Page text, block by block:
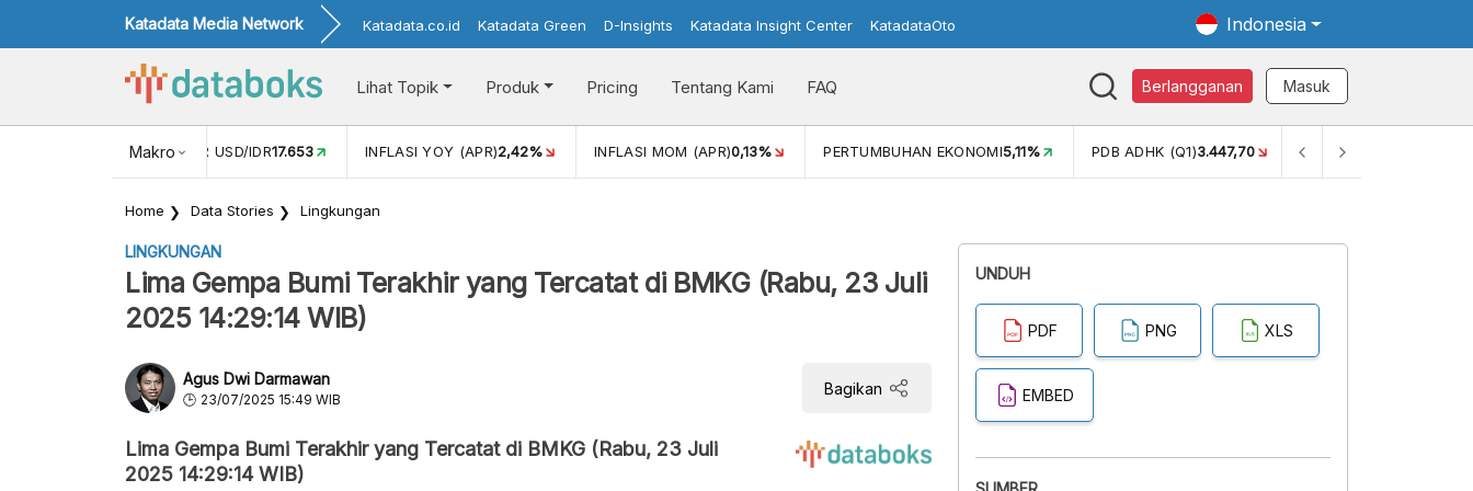
Katadata Media Network Katadata.co.id Katadata Green D-Insights Katadata Insight Center KatadataOto Indonesia
Lihat Topik Produk Pricing Tentang Kami FAQ Berlangganan Masuk
Makro
NILAI TUKAR USD/IDR17.653 INFLASI YOY (APR)2,42% INFLASI MOM (APR)0,13% PERTUMBUHAN EKONOMI5,11% PDB ADHK (Q1)3.447,70 GINI RASIO (SEM2)
Home Data Stories Lingkungan
LINGKUNGAN
Lima Gempa Bumi Terakhir yang Tercatat di BMKG (Rabu, 23 Juli
2025 14:29:14 WIB)
Agus Dwi Darmawan
23/07/2025 15:49 WIB
Bagikan
Lima Gempa Bumi Terakhir yang Tercatat di BMKG (Rabu, 23 Juli
2025 14:29:14 WIB)
UNDUH
PDF PNG XLS
EMBED